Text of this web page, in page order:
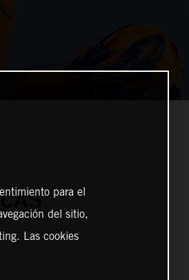
para el
del sitio,
Las cookies